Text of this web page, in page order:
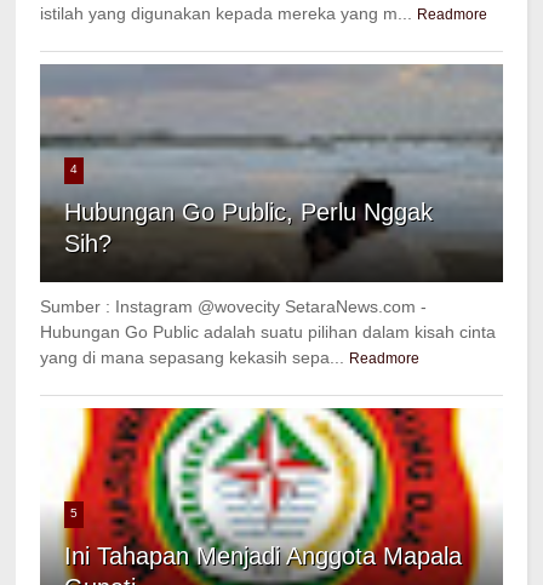
istilah yang digunakan kepada mereka yang m...
Readmore
4
Hubungan Go Public, Perlu Nggak
Sih?
Sumber : Instagram @wovecity SetaraNews.com -
Hubungan Go Public adalah suatu pilihan dalam kisah cinta
yang di mana sepasang kekasih sepa...
Readmore
5
Ini Tahapan Menjadi Anggota Mapala